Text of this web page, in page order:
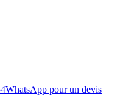
WhatsApp pour un devis